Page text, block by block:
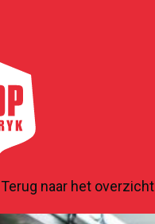
Terug naar het overzicht